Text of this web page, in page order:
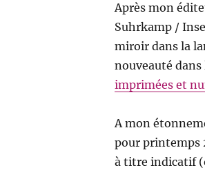
Après mon
Suhrkamp /
miroir dans la
nouveauté
imprimées et
A mon
pour printemps
à titre indicatif